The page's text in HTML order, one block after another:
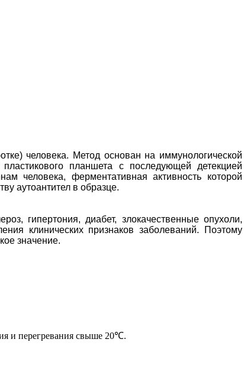
человека. Метод основан на иммунологической
планшета с последующей детекцией
человека, ферментативная активность которой
аутоантител в образце.
гипертония, диабет, злокачественные опухоли,
клинических признаков заболеваний. Поэтому
значение.
и перегревания свыше 20℃.